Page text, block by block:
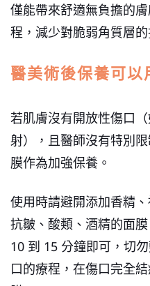
僅能帶來舒適無負擔的
程，減少對脆弱角質層的
醫美術後保養可以
若肌膚沒有開放性傷口
射），且醫師沒有特別
膜作為加強保養。
使用時請避開添加香精
抗皺、酸類、酒精的面
10 到 15 分鐘即可，切
口的療程，在傷口完全